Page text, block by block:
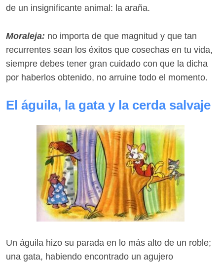
de un insignificante animal: la araña.
Moraleja: no importa de que magnitud y que tan
recurrentes sean los éxitos que cosechas en tu vida,
siempre debes tener gran cuidado con que la dicha
por haberlos obtenido, no arruine todo el momento.
El águila, la gata y la cerda salvaje
Un águila hizo su parada en lo más alto de un roble;
una gata, habiendo encontrado un agujero